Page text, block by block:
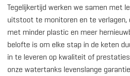
Tegelijkertijd werken we samen met
uitstoot te monitoren en te verlagen,
met minder plastic en meer
belofte is om elke stap in de keten
in te leveren op kwaliteit of
onze watertanks levenslange